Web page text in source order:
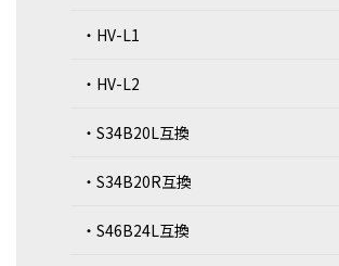
・HV-L1
・HV-L2
・S34B20L互換
・S34B20R互換
・S46B24L互換